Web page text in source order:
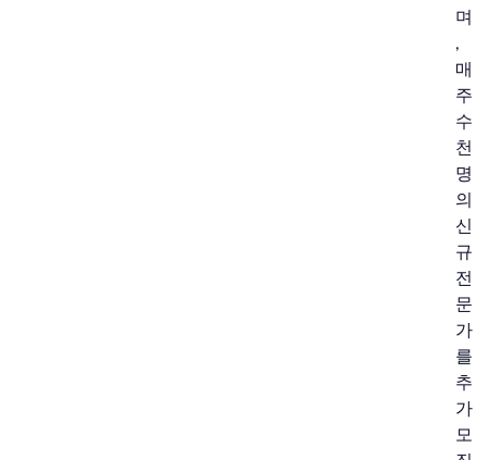
며
,
매
주
수
천
명
의
신
규
전
문
가
를
추
가
모